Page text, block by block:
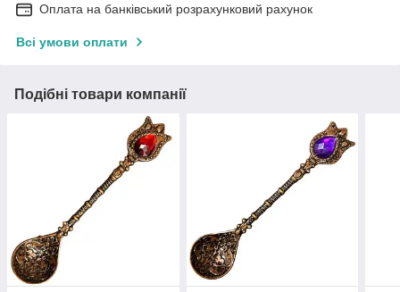
Оплата на банківський розрахунковий рахунок
Всі умови оплати
Подібні товари компанії